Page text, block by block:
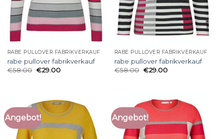
RABE PULLOVER FABRIKVERKAUF
rabe pullover fabrikverkauf
€58.00 €29.00
RABE PULLOVER FABRIKVERKAUF
rabe pullover fabrikverkauf
€58.00 €29.00
Angebot! Angebot!